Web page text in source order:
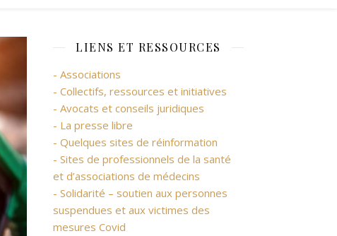
LIENS ET RESSOURCES
- Associations
- Collectifs, ressources et initiatives
- Avocats et conseils juridiques
- La presse libre
- Quelques sites de réinformation
- Sites de professionnels de la santé
et d’associations de médecins
- Solidarité – soutien aux personnes
suspendues et aux victimes des
mesures Covid